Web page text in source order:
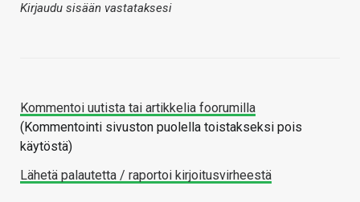
Kirjaudu sisään vastataksesi
Kommentoi uutista tai artikkelia foorumilla
(Kommentointi sivuston puolella toistakseksi pois
käytöstä)
Lähetä palautetta / raportoi kirjoitusvirheestä